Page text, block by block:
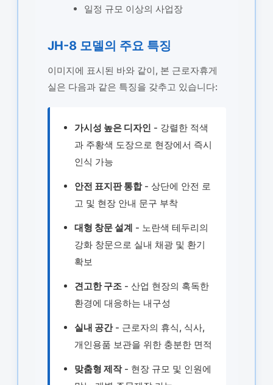
일정 규모 이상의 사업장
JH-8 모델의 주요 특징
이미지에 표시된 바와 같이, 본 근로자휴게
실은 다음과 같은 특징을 갖추고 있습니다:
가시성 높은 디자인 - 강렬한 적색
과 주황색 도장으로 현장에서 즉시
인식 가능
안전 표지판 통합- 상단에 안전 로
고 및 현장 안내 문구 부착
대형 창문 설계 - 노란색 테두리의
강화 창문으로 실내 채광 및 환기
확보
견고한 구조- 산업 현장의 혹독한
환경에 대응하는 내구성
실내 공간- 근로자의 휴식, 식사,
개인용품 보관을 위한 충분한 면적
맞춤형 제작- 현장 규모 및 인원에